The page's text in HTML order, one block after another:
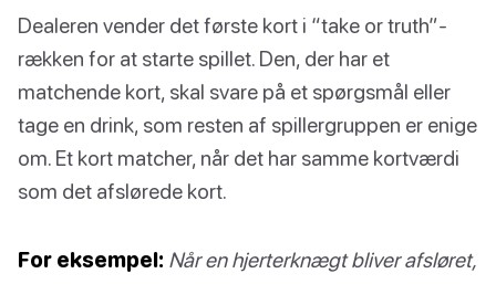
Dealeren vender det første kort i “take or truth”-
rækken for at starte spillet. Den, der har et
matchende kort, skal svare på et spørgsmål eller
tage en drink, som resten af spillergruppen er enige
om. Et kort matcher, når det har samme kortværdi
som det afslørede kort.
For eksempel: Når en hjerterknægt bliver afsløret,